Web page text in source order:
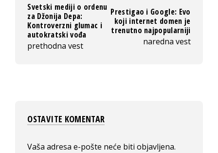
Svetski mediji o ordenu
za Džonija Depa:
Kontroverzni glumac i
autokratski vođa
prethodna vest
Prestigao i Google: Evo
koji internet domen je
trenutno najpopularniji
naredna vest
OSTAVITE KOMENTAR
Vaša adresa e-pošte neće biti objavljena.